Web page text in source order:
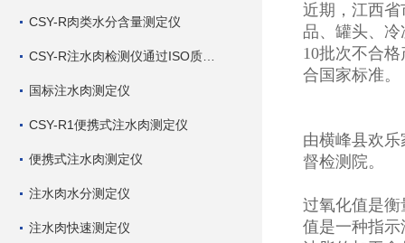
CSY-R肉类水分含量测定仪
国标注水肉测定仪
CSY-R1便携式注水肉测定仪
便携式注水肉测定仪
注水肉水分测定仪
注水肉快速测定仪
近期，江西
品、罐头、
10批次不合
合国家标准。
由横峰县欢
督检测院。
过氧化值是
值是一种指